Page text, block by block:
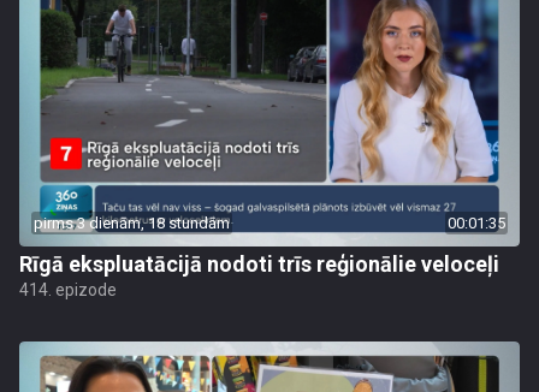
pirms 3 dienām, 18 stundām 00:01:35
Rīgā ekspluatācijā nodoti trīs reģionālie veloceļi
414. epizode